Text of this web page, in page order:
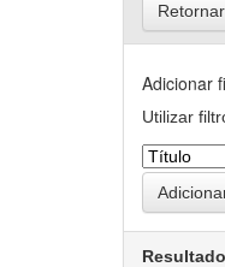
Adicionar
Utilizar